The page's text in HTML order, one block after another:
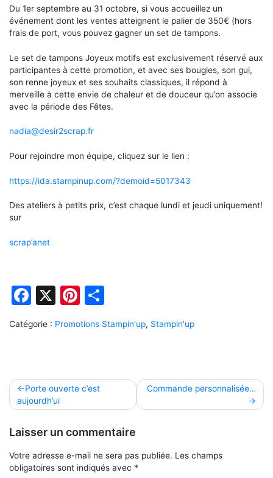
Du 1er septembre au 31 octobre, si vous accueillez un
événement dont les ventes atteignent le palier de 350€ (hors
frais de port, vous pouvez gagner un set de tampons.
Le set de tampons Joyeux motifs est exclusivement réservé aux
participantes à cette promotion, et avec ses bougies, son gui,
son renne joyeux et ses souhaits classiques, il répond à
merveille à cette envie de chaleur et de douceur qu’on associe
avec la période des Fêtes.
nadia@desir2scrap.fr
Pour rejoindre mon équipe, cliquez sur le lien :
https://ida.stampinup.com/?demoid=5017343
Des ateliers à petits prix, c’est chaque lundi et jeudi uniquement!
sur
scrap’anet
Facebook
X Pinterest
Catégorie : Promotions Stampin'up, Stampin'up
Navigation
de
l’article
Porte ouverte c’est
aujourdh’ui
Commande personnalisée…
Laisser un commentaire
Votre adresse e-mail ne sera pas publiée. Les champs
obligatoires sont indiqués avec *